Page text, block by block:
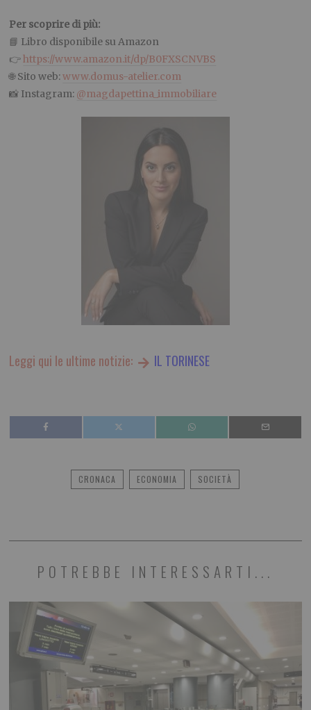
Per scoprire di più:
📘 Libro disponibile su Amazon
👉https://www.amazon.it/dp/B0FXSCNVBS
🌐 Sito web:www.domus-atelier.com
📸 Instagram: @magdapettina_immobiliare
Leggi qui le ultime notizie: IL TORINESE
CRONACA ECONOMIA SOCIETÀ
POTREBBE INTERESSARTI...